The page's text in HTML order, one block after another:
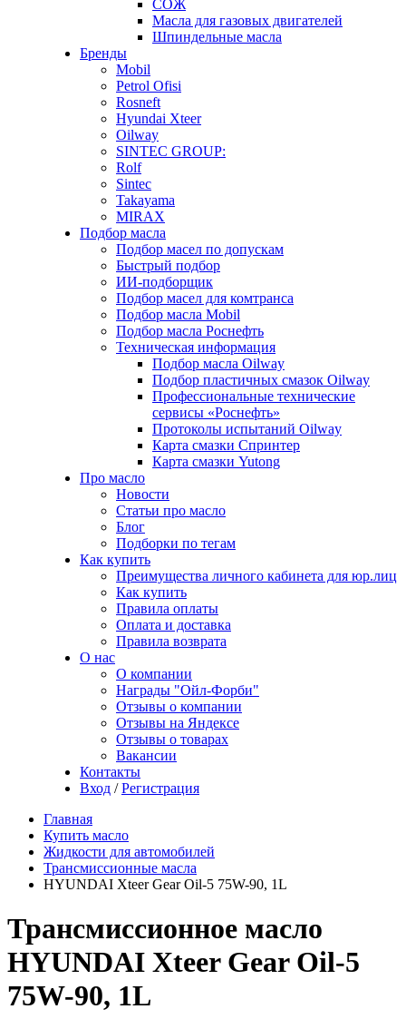
СОЖ
Масла для газовых двигателей
Шпиндельные масла
Бренды
Mobil
Petrol Ofisi
Rosneft
Hyundai Xteer
Oilway
SINTEC GROUP:
Rolf
Sintec
Takayama
MIRAX
Подбор масла
Подбор масел по допускам
Быстрый подбор
ИИ-подборщик
Подбор масел для комтранса
Подбор масла Mobil
Подбор масла Роснефть
Техническая информация
Подбор масла Oilway
Подбор пластичных смазок Oilway
Профессиональные технические
сервисы «Роснефть»
Протоколы испытаний Oilway
Карта смазки Спринтер
Карта смазки Yutong
Про масло
Новости
Статьи про масло
Блог
Подборки по тегам
Как купить
Преимущества личного кабинета для юр.лиц
Как купить
Правила оплаты
Оплата и доставка
Правила возврата
О нас
О компании
Награды "Ойл-Форби"
Отзывы о компании
Отзывы на Яндексе
Отзывы о товарах
Вакансии
Контакты
Вход / Регистрация
Главная
Купить масло
Жидкости для автомобилей
Трансмиссионные масла
HYUNDAI Xteer Gear Oil-5 75W-90, 1L
Трансмиссионное масло
HYUNDAI Xteer Gear Oil-5
75W-90, 1L